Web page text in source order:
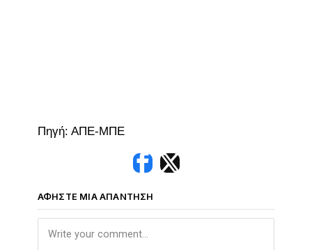
Πηγή: ΑΠΕ-ΜΠΕ
ΑΦΉΣΤΕ ΜΙΑ ΑΠΆΝΤΗΣΗ